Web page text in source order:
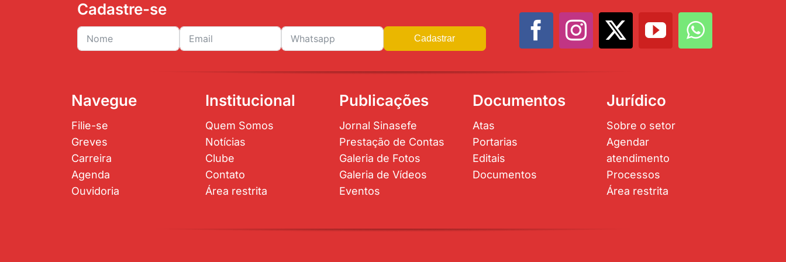
Cadastre-se
Cadastrar
Navegue
Filie-se
Greves
Carreira
Agenda
Ouvidoria
Institucional
Quem Somos
Notícias
Clube
Contato
Área restrita
Publicações
Jornal Sinasefe
Prestação de Contas
Galeria de Fotos
Galeria de Vídeos
Eventos
Documentos
Atas
Portarias
Editais
Documentos
Jurídico
Sobre o setor
Agendar
atendimento
Processos
Área restrita